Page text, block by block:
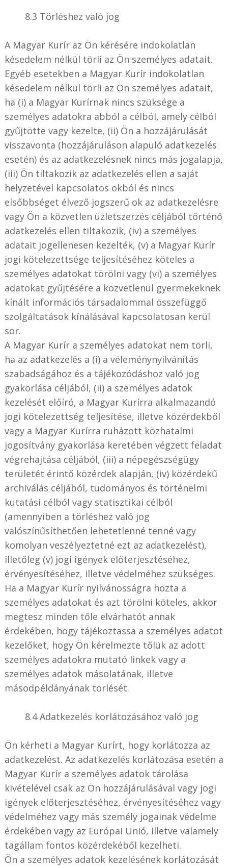
8.3 Törléshez való jog
A Magyar Kurír az Ön kérésére indokolatlan
késedelem nélkül törli az Ön személyes adatait.
Egyéb esetekben a Magyar Kurír indokolatlan
késedelem nélkül törli az Ön személyes adatait,
ha (i) a Magyar Kurírnak nincs szüksége a
személyes adatokra abból a célból, amely célból
gyűjtötte vagy kezelte, (ii) Ön a hozzájárulását
visszavonta (hozzájáruláson alapuló adatkezelés
esetén) és az adatkezelésnek nincs más jogalapja,
(iii) Ön tiltakozik az adatkezelés ellen a saját
helyzetével kapcsolatos okból és nincs
elsőbbséget élvező jogszerű ok az adatkezelésre
vagy Ön a közvetlen üzletszerzés céljából történő
adatkezelés ellen tiltakozik, (iv) a személyes
adatait jogellenesen kezelték, (v) a Magyar Kurír
jogi kötelezettsége teljesítéséhez köteles a
személyes adatokat törölni vagy (vi) a személyes
adatokat gyűjtésére a közvetlenül gyermekeknek
kínált információs társadalommal összefüggő
szolgáltatások kínálásával kapcsolatosan kerül
sor.
A Magyar Kurír a személyes adatokat nem törli,
ha az adatkezelés a (i) a véleménynyilvánítás
szabadságához és a tájékozódáshoz való jog
gyakorlása céljából, (ii) a személyes adatok
kezelését előíró, a Magyar Kurírra alkalmazandó
jogi kötelezettség teljesítése, illetve közérdekből
vagy a Magyar Kurírra ruházott közhatalmi
jogosítvány gyakorlása keretében végzett feladat
végrehajtása céljából, (iii) a népegészségügy
területét érintő közérdek alapján, (iv) közérdekű
archiválás céljából, tudományos és történelmi
kutatási célból vagy statisztikai célból
(amennyiben a törléshez való jog
valószínűsíthetően lehetetlenné tenné vagy
komolyan veszélyeztetné ezt az adatkezelést),
illetőleg (v) jogi igények előterjesztéséhez,
érvényesítéséhez, illetve védelméhez szükséges.
Ha a Magyar Kurír nyilvánosságra hozta a
személyes adatokat és azt törölni köteles, akkor
megtesz minden tőle elvárhatót annak
érdekében, hogy tájékoztassa a személyes adatot
kezelőket, hogy Ön kérelmezte tőlük az adott
személyes adatokra mutató linkek vagy a
személyes adatok másolatának, illetve
másodpéldányának törlését.
8.4 Adatkezelés korlátozásához való jog
Ön kérheti a Magyar Kurírt, hogy korlátozza az
adatkezelést. Az adatkezelés korlátozása esetén a
Magyar Kurír a személyes adatok tárolása
kivételével csak az Ön hozzájárulásával vagy jogi
igények előterjesztéséhez, érvényesítéséhez vagy
védelméhez vagy más személy jogainak védelme
érdekében vagy az Európai Unió, illetve valamely
tagállam fontos közérdekéből kezelheti.
Ön a személyes adatok kezelésének korlátozását